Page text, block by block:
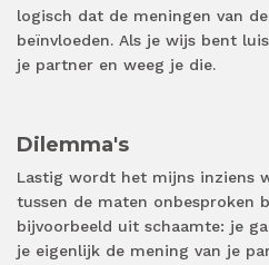
logisch dat de meningen van
beïnvloeden. Als je wijs bent
je partner en weeg je die.
Dilemma's
Lastig wordt het mijns inziens
tussen de maten onbesproken
bijvoorbeeld uit schaamte: je
je eigenlijk de mening van je